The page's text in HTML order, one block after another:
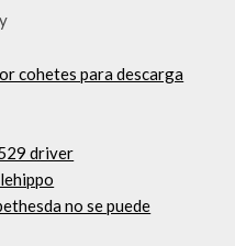
cohetes para descarga
driver
no se puede